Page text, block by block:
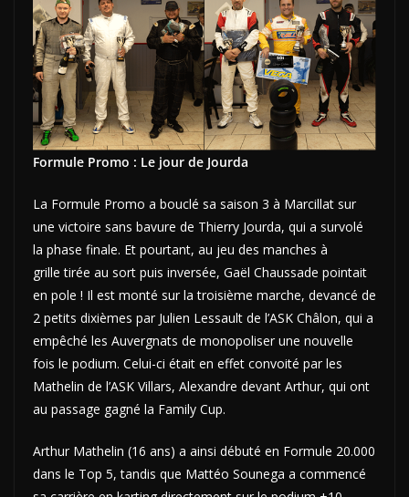
Formule Promo : Le jour de Jourda
La Formule Promo a bouclé sa saison 3 à Marcillat sur
une victoire sans bavure de Thierry Jourda, qui a survolé
la phase finale. Et pourtant, au jeu des manches à
grille tirée au sort puis inversée, Gaël Chaussade pointait
en pole ! Il est monté sur la troisième marche, devancé de
2 petits dixièmes par Julien Lessault de l’ASK Châlon, qui a
empêché les Auvergnats de monopoliser une nouvelle
fois le podium. Celui-ci était en effet convoité par les
Mathelin de l’ASK Villars, Alexandre devant Arthur, qui ont
au passage gagné la Family Cup.
Arthur Mathelin (16 ans) a ainsi débuté en Formule 20.000
dans le Top 5, tandis que Mattéo Sounega a commencé